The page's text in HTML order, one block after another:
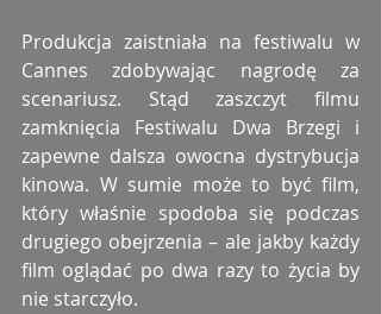
Produkcja zaistniała na festiwalu w
Cannes zdobywając nagrodę za
scenariusz. Stąd zaszczyt filmu
zamknięcia Festiwalu Dwa Brzegi i
zapewne dalsza owocna dystrybucja
kinowa. W sumie może to być film,
który właśnie spodoba się podczas
drugiego obejrzenia – ale jakby każdy
film oglądać po dwa razy to życia by
nie starczyło.